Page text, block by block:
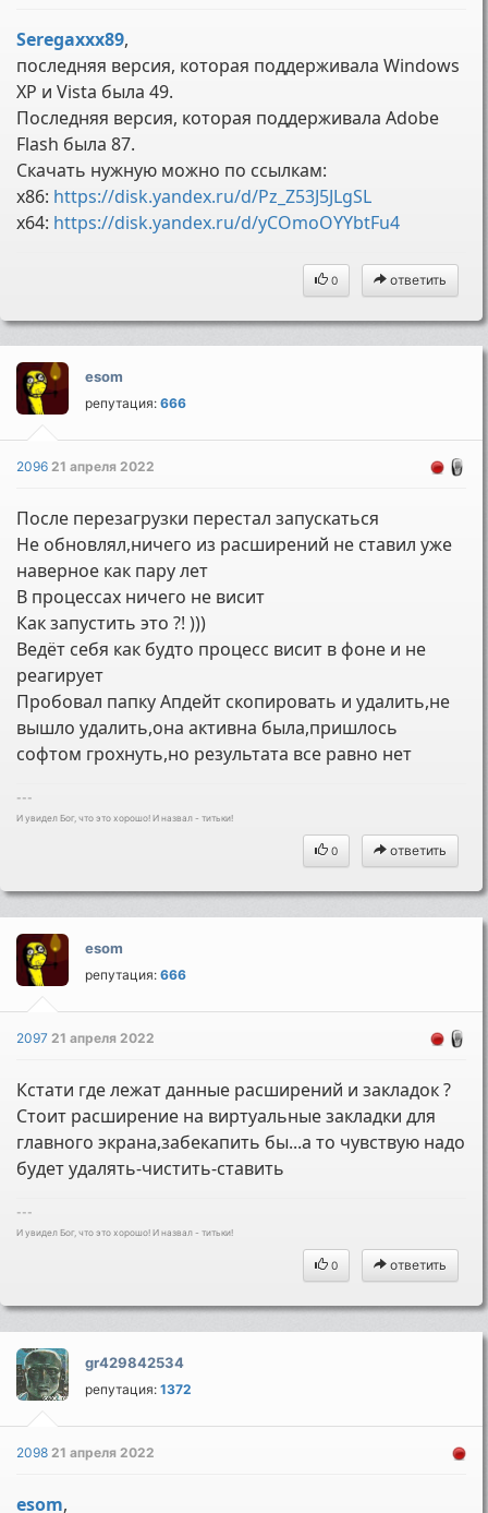
Seregaxxx89,
последняя версия, которая поддерживала Windows
XP и Vista была 49.
Последняя версия, которая поддерживала Adobe
Flash была 87.
Скачать нужную можно по ссылкам:
x86: https://disk.yandex.ru/d/Pz_Z53J5JLgSL
x64: https://disk.yandex.ru/d/yCOmoOYYbtFu4
0 ответить
esom
репутация:666
209621 апреля 2022
После перезагрузки перестал запускаться
Не обновлял,ничего из расширений не ставил уже
наверное как пару лет
В процессах ничего не висит
Как запустить это ?! )))
Ведёт себя как будто процесс висит в фоне и не
реагирует
Пробовал папку Апдейт скопировать и удалить,не
вышло удалить,она активна была,пришлось
софтом грохнуть,но результата все равно нет
---
И увидел Бог, что это хорошо! И назвал - титьки!
0 ответить
esom
репутация:666
209721 апреля 2022
Кстати где лежат данные расширений и закладок ?
Стоит расширение на виртуальные закладки для
главного экрана,забекапить бы...а то чувствую надо
будет удалять-чистить-ставить
---
И увидел Бог, что это хорошо! И назвал - титьки!
0 ответить
gr429842534
репутация:1372
209821 апреля 2022
esom,